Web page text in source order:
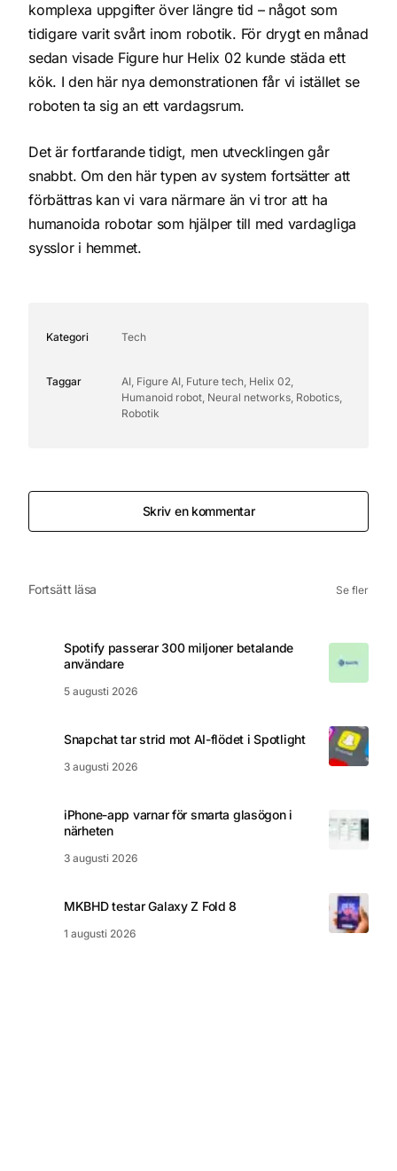
komplexa uppgifter över längre tid – något som
tidigare varit svårt inom robotik. För drygt en månad
sedan visade Figure hur Helix 02 kunde städa ett
kök. I den här nya demonstrationen får vi istället se
roboten ta sig an ett vardagsrum.
Det är fortfarande tidigt, men utvecklingen går
snabbt. Om den här typen av system fortsätter att
förbättras kan vi vara närmare än vi tror att ha
humanoida robotar som hjälper till med vardagliga
sysslor i hemmet.
Kategori Tech
Taggar AI, Figure AI, Future tech, Helix 02,
Humanoid robot, Neural networks, Robotics,
Robotik
Skriv en kommentar
Fortsätt läsa Se fler
Spotify passerar 300 miljoner betalande
användare
5 augusti 2026
Snapchat tar strid mot AI-flödet i Spotlight
3 augusti 2026
iPhone-app varnar för smarta glasögon i
närheten
3 augusti 2026
MKBHD testar Galaxy Z Fold 8
1 augusti 2026